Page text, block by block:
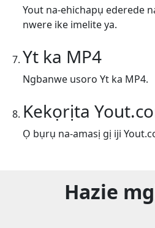
Yout na-ehichapụ ederede
nwere ike imelite ya.
Yt ka MP4
Ngbanwe usoro Yt ka MP4.
Kekọrịta
Ọ bụrụ na-amasị gị iji
Hazie